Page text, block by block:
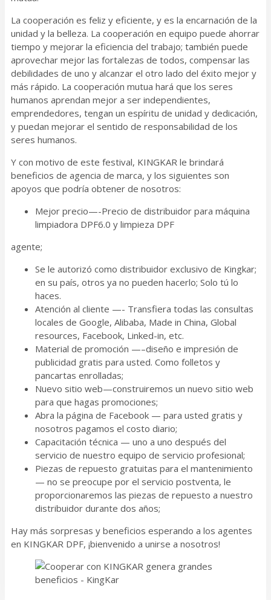
La cooperación es feliz y eficiente, y es la encarnación de la
unidad y la belleza. La cooperación en equipo puede ahorrar
tiempo y mejorar la eficiencia del trabajo; también puede
aprovechar mejor las fortalezas de todos, compensar las
debilidades de uno y alcanzar el otro lado del éxito mejor y
más rápido. La cooperación mutua hará que los seres
humanos aprendan mejor a ser independientes,
emprendedores, tengan un espíritu de unidad y dedicación,
y puedan mejorar el sentido de responsabilidad de los
seres humanos.
Y con motivo de este festival, KINGKAR le brindará
beneficios de agencia de marca, y los siguientes son
apoyos que podría obtener de nosotros:
Mejor precio—-Precio de distribuidor para máquina
limpiadora DPF6.0 y limpieza DPF
agente;
Se le autorizó como distribuidor exclusivo de Kingkar;
en su país, otros ya no pueden hacerlo; Solo tú lo
haces.
Atención al cliente —- Transfiera todas las consultas
locales de Google, Alibaba, Made in China, Global
resources, Facebook, Linked-in, etc.
Material de promoción —–diseño e impresión de
publicidad gratis para usted. Como folletos y
pancartas enrolladas;
Nuevo sitio web—construiremos un nuevo sitio web
para que hagas promociones;
Abra la página de Facebook — para usted gratis y
nosotros pagamos el costo diario;
Capacitación técnica — uno a uno después del
servicio de nuestro equipo de servicio profesional;
Piezas de repuesto gratuitas para el mantenimiento
— no se preocupe por el servicio postventa, le
proporcionaremos las piezas de repuesto a nuestro
distribuidor durante dos años;
Hay más sorpresas y beneficios esperando a los agentes
en KINGKAR DPF, ¡bienvenido a unirse a nosotros!